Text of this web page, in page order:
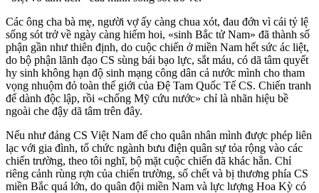
Các ông cha bà mẹ, người vợ ấy càng chua xót, đau đớn vì cái tỷ lệ
sống sót trở về ngày càng hiếm hoi, «sinh Bắc tử Nam» đã thành số
phận gần như thiên định, do cuộc chiến ở miền Nam hết sức ác liệt,
do bộ phận lãnh đạo CS sùng bái bạo lực, sắt máu, có dã tâm quyết
hy sinh không hạn độ sinh mạng công dân cả nước mình cho tham
vọng nhuộm đỏ toàn thế giới của Đệ Tam Quốc Tế CS. Chiến tranh
để dành độc lập, rồi «chống Mỹ cứu nước» chỉ là nhãn hiệu bề
ngoài che đậy dã tâm trên đây.
Nếu như đảng CS Việt Nam để cho quân nhân mình được phép liên
lạc với gia đình, tổ chức ngành bưu điện quân sự tỏa rộng vào các
chiến trường, theo tôi nghĩ, bộ mặt cuộc chiến đã khác hẳn. Chỉ
riêng cảnh rùng rợn của chiến trường, số chết và bị thương phía CS
miền Bắc quá lớn, do quân đội miền Nam và lực lượng Hoa Kỳ có